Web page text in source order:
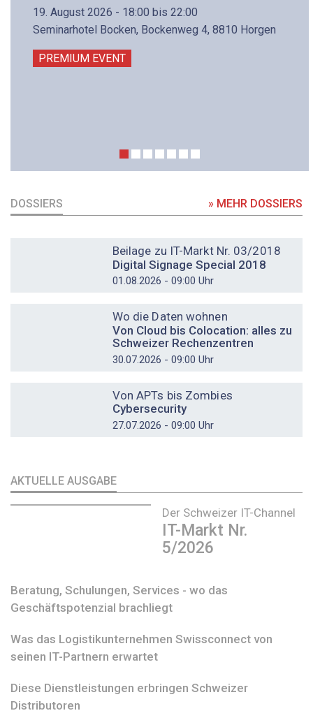
19. August 2026 - 18:00 bis 22:00
Seminarhotel Bocken, Bockenweg 4, 8810 Horgen
PREMIUM EVENT
DOSSIERS » MEHR DOSSIERS
Beilage zu IT-Markt Nr. 03/2018
Digital Signage Special 2018
01.08.2026 - 09:00 Uhr
Wo die Daten wohnen
Von Cloud bis Colocation: alles zu
Schweizer Rechenzentren
30.07.2026 - 09:00 Uhr
Von APTs bis Zombies
Cybersecurity
27.07.2026 - 09:00 Uhr
AKTUELLE AUSGABE
Der Schweizer IT-Channel
IT-Markt Nr.
5/2026
Beratung, Schulungen, Services - wo das
Geschäftspotenzial brachliegt
Was das Logistikunternehmen Swissconnect von
seinen IT-Partnern erwartet
Diese Dienstleistungen erbringen Schweizer
Distributoren